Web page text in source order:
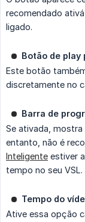
recomendado
ligado.
Botão de play
Este botão
discretamente no
Barra de
Se ativada, mostra
entanto, não é
Inteligente estiver
tempo no seu VSL.
Tempo do
Ative essa opção